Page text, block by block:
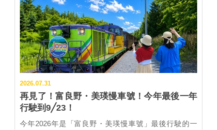
2026.07.31
再見了！富良野・美瑛慢車號！今年最後一年
行駛到9╱23！
今年2026年是「富良野・美瑛慢車號」最後行駛的一